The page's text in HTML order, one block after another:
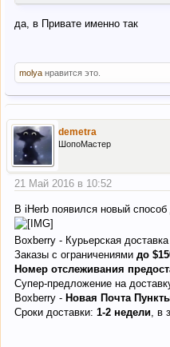
да, в Привате именно так
molya нравится это.
demetra
ШопоМастер
21 Май 2016 в 10:52
В iHerb появился новый способ
Boxberry - Курьерская
Заказы с ограничениями до
Номер отслеживания
Супер-предложение на
Boxberry - Новая Почта
Сроки доставки: 1-2 недели, в